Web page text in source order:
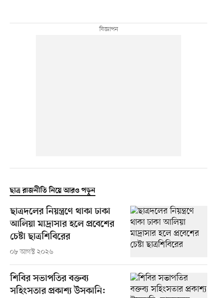
ছাত্র রাজনীতি নিয়ে আরও পড়ুন
ছাত্রদলের নিয়ন্ত্রণে থাকা ঢাকা
আলিয়া মাদ্রাসার হলে প্রবেশের
চেষ্টা ছাত্রশিবিরের
০৮ আগস্ট ২০২৬
শিবির সভাপতির বক্তব্য
সহিংসতার প্রকাশ্য উসকানি: